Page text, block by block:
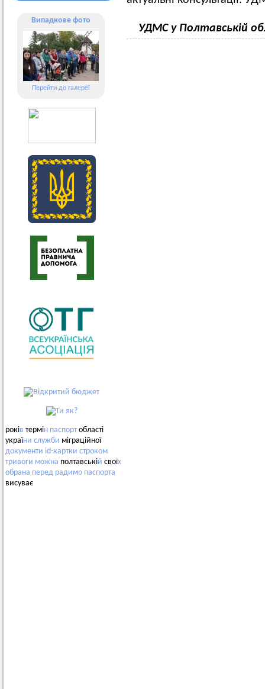
Випадкове фото
Перейти до галереї
років термін паспортобласті
україни служби міграційної
документи id-картки строком
тривоги можна полтавській своїх
обрана перед радимо паспорта
висуває
УДМС у Полтавській